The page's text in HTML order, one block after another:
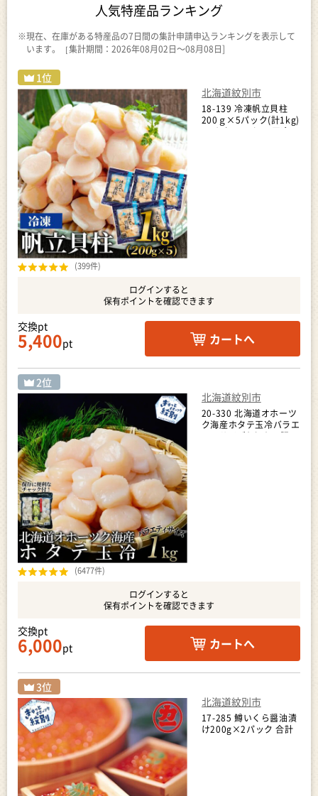
人気特産品ランキング
※現在、在庫がある特産品の7日間の集計申請申込ランキングを表示して
います。［集計期間：2026年08月02日～08月08日]
(399件)
北海道紋別市
18-139 冷凍帆立貝柱
200ｇ×5パック(計1kg)
｜ ホタテ ほたて 玉冷
ログインすると
保有ポイントを確認できます
交換pt
5,400pt カートへ
(6477件)
北海道紋別市
20-330 北海道オホーツ
ク海産ホタテ玉冷バラエ
ティサイズ(1kg)｜ 訳あ
ログインすると
保有ポイントを確認できます
交換pt
6,000pt カートへ
北海道紋別市
17-285 鱒いくら醤油漬
け200g×2パック 合計